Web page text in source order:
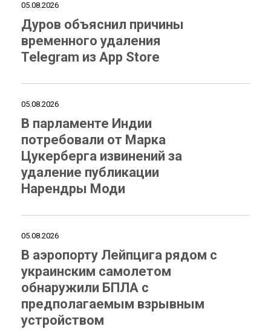
05.08.2026
Дуров объяснил причины
временного удаления
Telegram из App Store
05.08.2026
В парламенте Индии
потребовали от Марка
Цукерберга извинений за
удаление публикации
Нарендры Моди
05.08.2026
В аэропорту Лейпцига рядом с
украинским самолетом
обнаружили БПЛА с
предполагаемым взрывным
устройством